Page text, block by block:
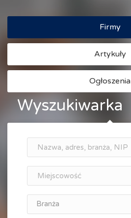
Firmy
Artykuły
Ogłoszenia
Wyszukiwarka
Branża